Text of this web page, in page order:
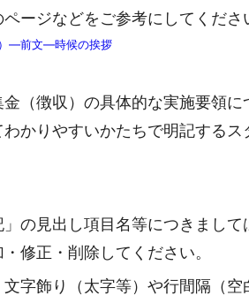
ージなどをご参考にしてくださ
―前文―時候の挨拶
（徴収）の具体的な実施要領に
かりやすいかたちで明記する
の見出し項目名等につきまし
修正・削除してください。
字飾り（太字等）や行間隔（